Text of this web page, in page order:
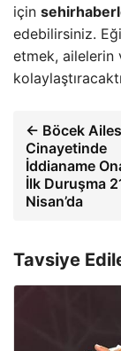
için
edebilirsiniz.
etmek, ailelerin
← Böcek
Cinayetinde
İddianame
İlk Duruşma
Nisan’da
Tavsiye